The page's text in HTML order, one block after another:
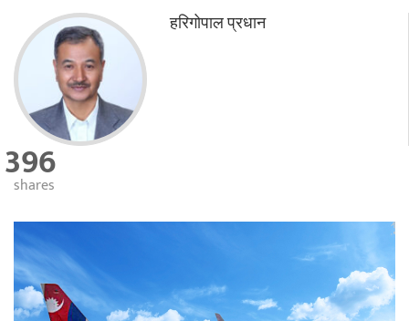
हरिगोपाल प्रधान
396
shares